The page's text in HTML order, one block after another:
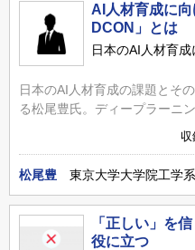
AI人材育成に
DCON」とは
日本のAI人材育
日本のAI人材育成の課題とそ
る松尾豊氏。ディープラーニ
松尾豊 東京大学大学院工学
「正しい」を
役に立つ